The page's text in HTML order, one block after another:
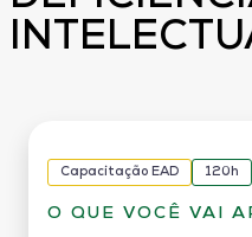
Capacitação EAD 120h
O QUE VOCÊ VAI